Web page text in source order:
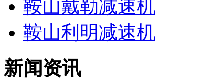
鞍山戴勒减速机
鞍山利明减速机
新闻资讯